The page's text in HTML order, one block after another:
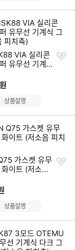
VIA 실리콘
유무선 기계식
피치축)
원
찜
상품설명
가스켓 유무
이트 (저소음
찜
상품설명